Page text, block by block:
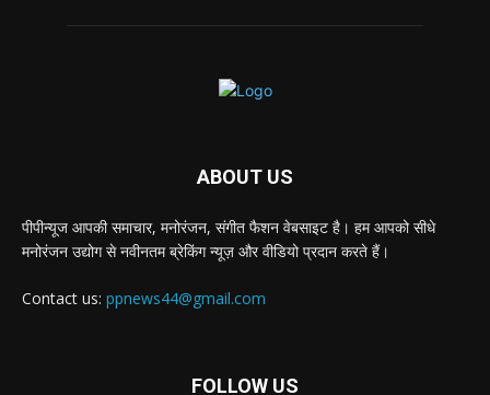
ABOUT US
पीपीन्यूज आपकी समाचार, मनोरंजन, संगीत फैशन वेबसाइट है। हम आपको सीधे
मनोरंजन उद्योग से नवीनतम ब्रेकिंग न्यूज़ और वीडियो प्रदान करते हैं।
Contact us: ppnews44@gmail.com
FOLLOW US